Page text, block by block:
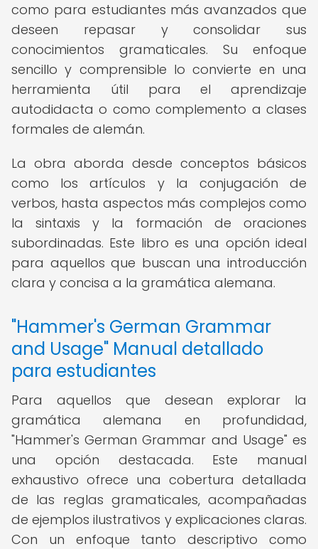
como para estudiantes más avanzados que
deseen repasar y consolidar sus
conocimientos gramaticales. Su enfoque
sencillo y comprensible lo convierte en una
herramienta útil para el aprendizaje
autodidacta o como complemento a clases
formales de alemán.
La obra aborda desde conceptos básicos
como los artículos y la conjugación de
verbos, hasta aspectos más complejos como
la sintaxis y la formación de oraciones
subordinadas. Este libro es una opción ideal
para aquellos que buscan una introducción
clara y concisa a la gramática alemana.
"Hammer's German Grammar
and Usage" Manual detallado
para estudiantes
Para aquellos que desean explorar la
gramática alemana en profundidad,
"Hammer's German Grammar and Usage" es
una opción destacada. Este manual
exhaustivo ofrece una cobertura detallada
de las reglas gramaticales, acompañadas
de ejemplos ilustrativos y explicaciones claras.
Con un enfoque tanto descriptivo como